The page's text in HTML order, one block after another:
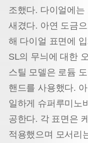
조했다. 다이얼에
새겼다. 아연 도금
해 다이얼 표면에
SL의 무늬에 대한
스틸 모델은 로듐
핸드를 사용했다.
일하게 슈퍼루미노
공한다. 각 표면은
적용했으며 모서리